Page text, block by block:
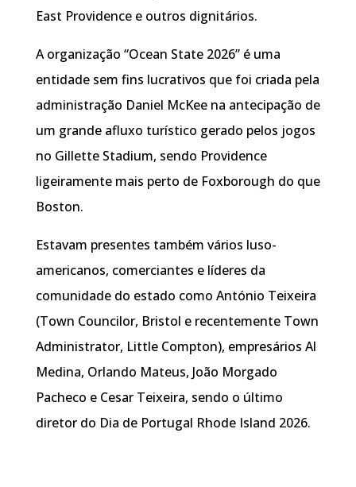
East Providence e outros dignitários.
A organização “Ocean State 2026” é uma
entidade sem fins lucrativos que foi criada pela
administração Daniel McKee na antecipação de
um grande afluxo turístico gerado pelos jogos
no Gillette Stadium, sendo Providence
ligeiramente mais perto de Foxborough do que
Boston.
Estavam presentes também vários luso-
americanos, comerciantes e líderes da
comunidade do estado como António Teixeira
(Town Councilor, Bristol e recentemente Town
Administrator, Little Compton), empresários Al
Medina, Orlando Mateus, João Morgado
Pacheco e Cesar Teixeira, sendo o último
diretor do Dia de Portugal Rhode Island 2026.